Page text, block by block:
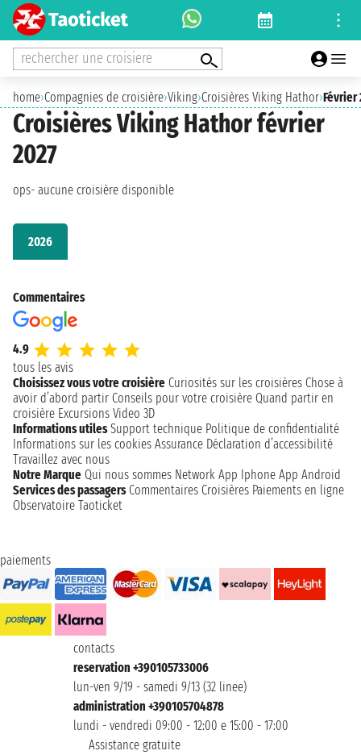
rechercher une croisiere
home›Compagnies de croisière›Viking›Croisières Viking Hathor›Février
Croisières Viking Hathor février
2027
2026
ops- aucune croisière disponible
Commentaires
4.9
tous les avis
Choisissez vous votre croisière Curiosités sur les croisières Chose à
avoir d’abord partir Conseils pour votre croisière Quand partir en
croisière Excursions Video 3D
Informations utiles Support technique Politique de confidentialité
Informations sur les cookies Assurance Déclaration d’accessibilité
Travaillez avec nous
Notre Marque Qui nous sommes Network App Iphone App Android
Services des passagers Commentaires Croisières Paiements en ligne
Observatoire Taoticket
paiements
contacts
reservation +390105733006
lun-ven 9/19 - samedi 9/13 (32 linee)
administration +390105704878
lundi - vendredi 09:00 - 12:00 e 15:00 - 17:00
Assistance gratuite